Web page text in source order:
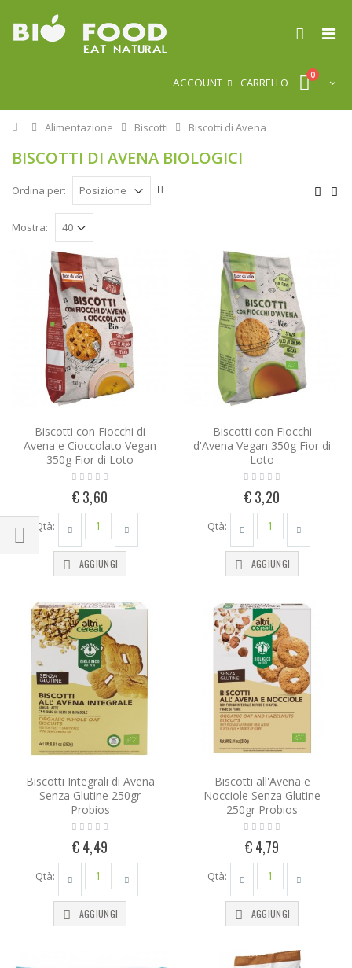
ACCOUNT CARRELLO
0
Home
Alimentazione Biscotti Biscotti di Avena
BISCOTTI DI AVENA BIOLOGICI
Ordina per:
Mostra:
Biscotti con Fiocchi di
Avena e Cioccolato Vegan
350g Fior di Loto
€ 3,60
Qtà:
AGGIUNGI
Biscotti con Fiocchi
d'Avena Vegan 350g Fior di
Loto
€ 3,20
Qtà:
AGGIUNGI
Biscotti Integrali di Avena
Senza Glutine 250gr
Probios
€ 4,49
Qtà:
AGGIUNGI
Biscotti all'Avena e
Nocciole Senza Glutine
250gr Probios
€ 4,79
Qtà:
AGGIUNGI